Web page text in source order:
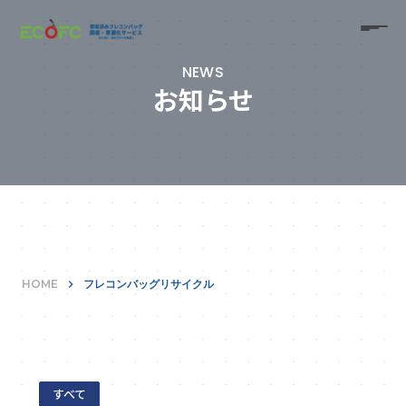
NEWS
お知らせ
HOME keyboard_arrow_right フレコンバッグリサイクル
すべて